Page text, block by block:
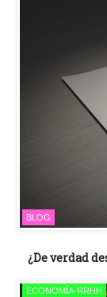
BLOG
¿De verdad
ECONOMÍA-RRHH